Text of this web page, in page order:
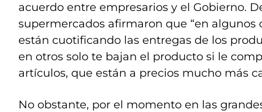
acuerdo entre empresarios y el Gobierno.
supermercados afirmaron que “en algunos
están cuotificando las entregas de los
en otros solo te bajan el producto si le
artículos, que están a precios mucho más
No obstante, por el momento en las